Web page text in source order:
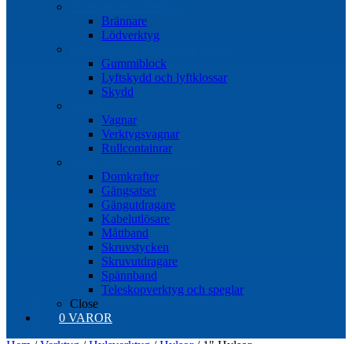
Brännare
Lödverktyg
Gummiblock
Lyftskydd och lyftklossar
Skydd
Vagnar
Verktygsvagnar
Rullcontainrar
Domkrafter
Gängsatser
Gängutdragare
Kabelutlösare
Måttband
Skruvstycken
Skruvutdragare
Spännband
Teleskopverktyg och speglar
Close
0 VAROR